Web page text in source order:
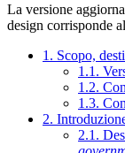
La versione
design corrisponde
1. Scopo,
1.1.
1.2.
1.3.
2.
2.1.